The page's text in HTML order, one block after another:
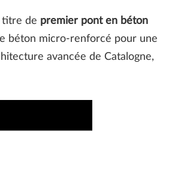
titre de premier pont en béton
béton micro-renforcé pour une
avancée de Catalogne,